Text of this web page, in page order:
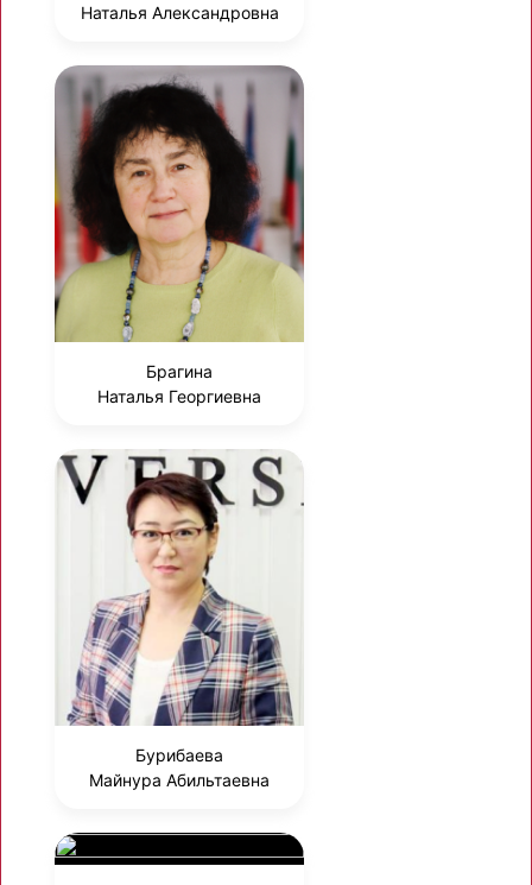
Наталья Александровна
Брагина
Наталья Георгиевна
Бурибаева
Майнура Абильтаевна